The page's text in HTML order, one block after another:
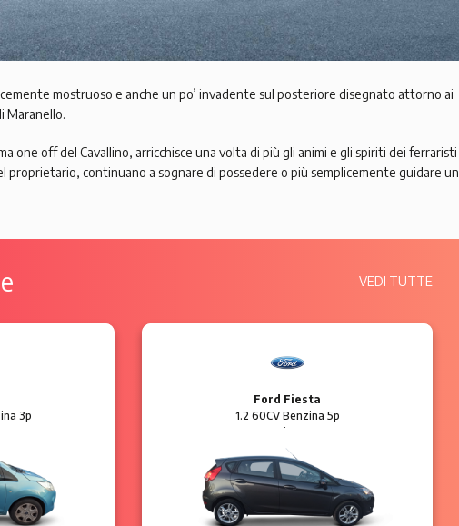
mostruoso e anche un po’ invadente sul posteriore disegnato attorno ai
Maranello.
one off del Cavallino, arricchisce una volta di più gli animi e gli spiriti dei ferraristi
continuano a sognare di possedere o più semplicemente guidare un
VEDI TUTTE
3p
Ford Fiesta
1.2 60CV Benzina 5p
Business